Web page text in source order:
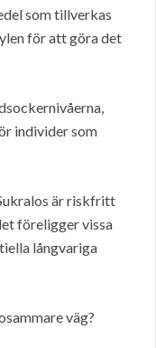
som tillverkas
för att göra det
individer som
är riskfritt
föreligger vissa
långvariga
väg?